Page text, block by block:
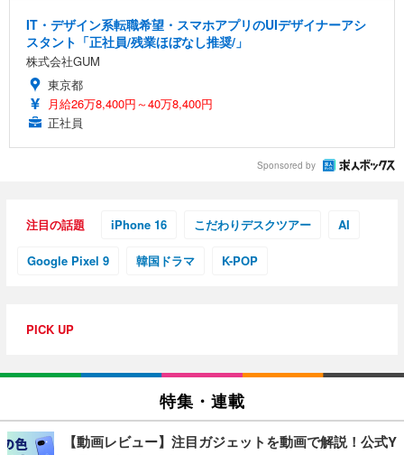
IT・デザイン系転職希望・スマホアプリのUIデザイナーアシ
スタント「正社員/残業ほぼなし推奨/」
株式会社GUM
東京都
月給26万8,400円～40万8,400円
正社員
Sponsored by
注目の話題 iPhone 16 こだわりデスクツアー AI
Google Pixel 9 韓国ドラマ K-POP
PICK UP
特集・連載
【動画レビュー】注目ガジェットを動画で解説！公式Y